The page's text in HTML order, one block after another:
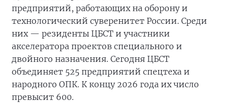
предприятий, работающих на оборону и
технологический суверенитет России. Среди
них — резиденты ЦБСТ и участники
акселератора проектов специального и
двойного назначения. Сегодня ЦБСТ
объединяет 525 предприятий спецтеха и
народного ОПК. К концу 2026 года их число
превысит 600.